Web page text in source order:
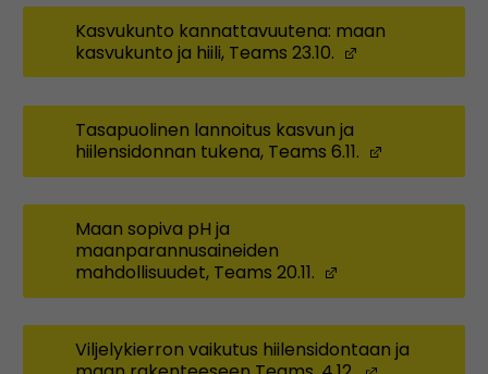
Kasvukunto kannattavuutena: maan
kasvukunto ja hiili, Teams 23.10.
Tasapuolinen lannoitus kasvun ja
hiilensidonnan tukena, Teams 6.11.
Maan sopiva pH ja
maanparannusaineiden
mahdollisuudet, Teams 20.11.
Viljelykierron vaikutus hiilensidontaan ja